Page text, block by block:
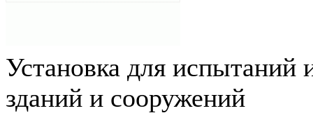
Установка для испытаний
зданий и сооружений